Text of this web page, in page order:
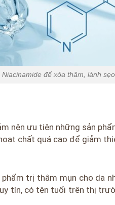
để xóa thâm, lành
nên ưu tiên những sản
chất quá cao để giảm
trị thâm mụn cho da
tín, có tên tuổi trên thị